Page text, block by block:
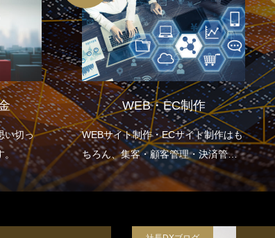
い切っ
。
WEB・EC制作
WEBサイト制作・ECサイト制作はも
ちろん、集客・顧客管理・決済管
理・在庫管理など企業の生産性向上
に重点を置いた設計をします。